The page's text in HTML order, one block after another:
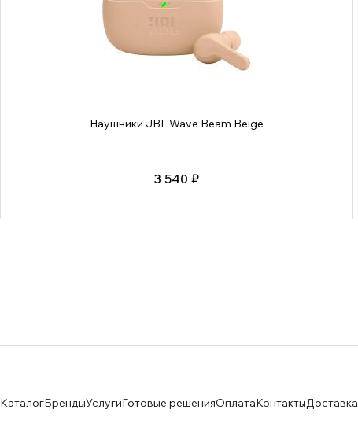
Наушники JBL Wave Beam Beige
3 540 ₽
КаталогБрендыУслугиГотовые решенияОплатаКонтактыДоставка